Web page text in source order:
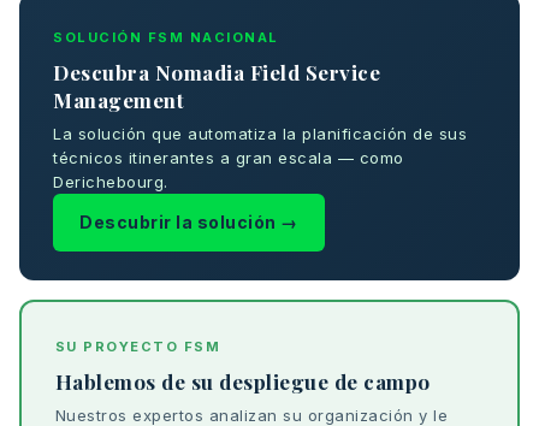
SOLUCIÓN FSM NACIONAL
Descubra Nomadia Field Service
Management
La solución que automatiza la planificación de sus
técnicos itinerantes a gran escala — como
Derichebourg.
Descubrir la solución →
SU PROYECTO FSM
Hablemos de su despliegue de campo
Nuestros expertos analizan su organización y le